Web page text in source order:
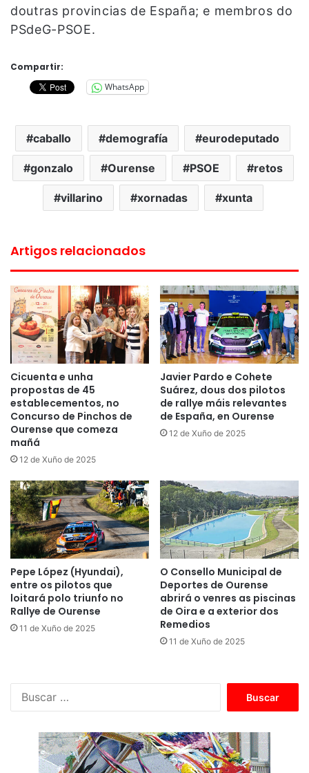
doutras provincias de España; e membros do
PSdeG-PSOE.
Compartir:
WhatsApp
caballo demografía eurodeputado
gonzalo Ourense PSOE retos
villarino xornadas xunta
Artigos relacionados
Cicuenta e unha
propostas de 45
establecementos, no
Concurso de Pinchos de
Ourense que comeza
mañá
12 de Xuño de 2025
Javier Pardo e Cohete
Suárez, dous dos pilotos
de rallye máis relevantes
de España, en Ourense
12 de Xuño de 2025
Pepe López (Hyundai),
entre os pilotos que
loitará polo triunfo no
Rallye de Ourense
11 de Xuño de 2025
O Consello Municipal de
Deportes de Ourense
abrirá o venres as piscinas
de Oira e a exterior dos
Remedios
11 de Xuño de 2025
c
a
r